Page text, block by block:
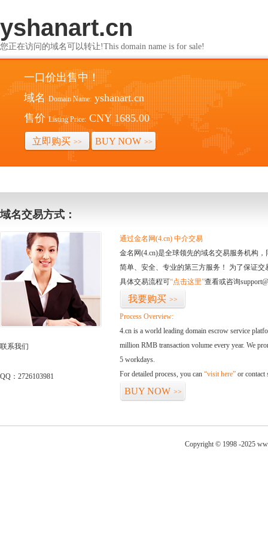
yshanart.cn
您正在访问的域名可以转让!This domain name is for sale!
一口价出售中！
域名 Domain Name: yshanart.cn
售价 Listing Price: CNY 1685.00
立即购买 >> BUY NOW >>
域名交易方式：
联系我们
QQ：2726103981
通过金名网(4.cn) 中介交易
金名网(4.cn)是全球领先的域名交易服务机构
简单、安全、专业的第三方服务！ 为了保证
具体交易流程可“点击这里”查看或咨询
我要购买 >>
Process Overview:
4.cn is a world leading domain escrow service
million RMB transaction volume every year. We
5 workdays.
For detailed process, you can “visit here” or contact
BUY NOW >>
Copyright © 1998 -2025